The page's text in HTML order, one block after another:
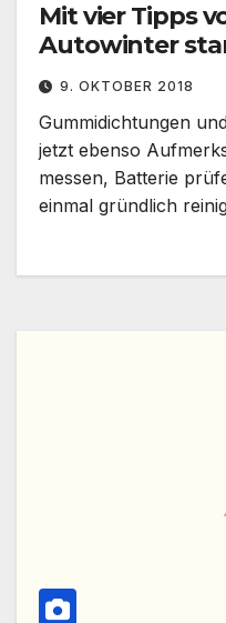
Mit vier Tipps
Autowinter
9. OKTOBER 2018
Gummidichtungen
jetzt ebenso
messen, Batterie
einmal gründlich